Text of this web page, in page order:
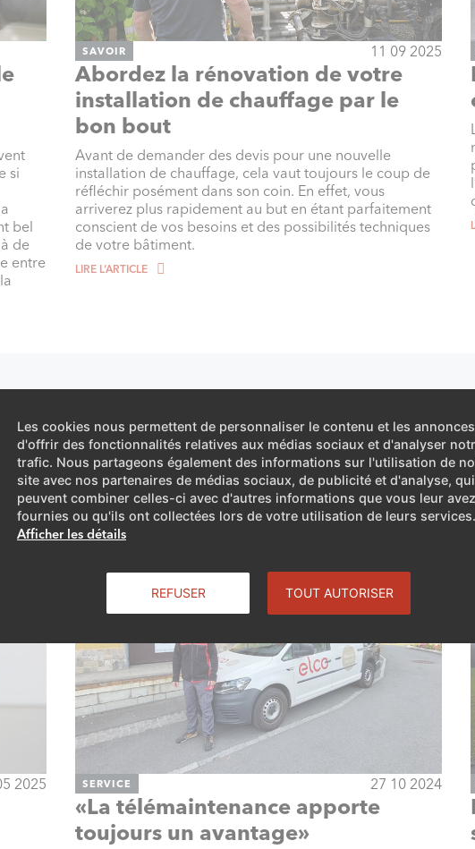
Les cookies nous permettent de personnaliser le contenu et les
d'offrir des fonctionnalités relatives aux médias sociaux et d'analyser
trafic. Nous partageons également des informations sur l'utilisation de
site avec nos partenaires de médias sociaux, de publicité et d'analyse, qui
peuvent combiner celles-ci avec d'autres informations que vous leur avez
fournies ou qu'ils ont collectées lors de votre utilisation de leurs services.
Afficher les détails
REFUSER TOUT AUTORISER
si
bel
de
entre
SAVOIR 11 09 2025
Abordez la rénovation de votre
installation de chauffage par le
bon bout
Avant de demander des devis pour une nouvelle
installation de chauffage, cela vaut toujours le coup de
réfléchir posément dans son coin. En effet, vous
arriverez plus rapidement au but en étant parfaitement
conscient de vos besoins et des possibilités techniques
de votre bâtiment.
LIRE L‘ARTICLE
2025 SERVICE 27 10 2024
«La télémaintenance apporte
toujours un avantage»